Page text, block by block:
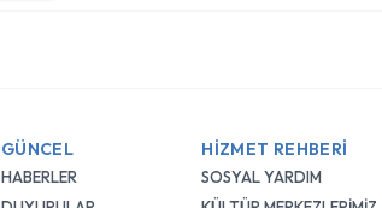
GÜNCEL
HABERLER
HİZMET REHBERİ
SOSYAL YARDIM